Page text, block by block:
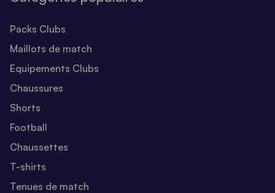
Packs Clubs
Maillots de match
Equipements Clubs
Chaussures
Shorts
Football
Chaussettes
T-shirts
Tenues de match